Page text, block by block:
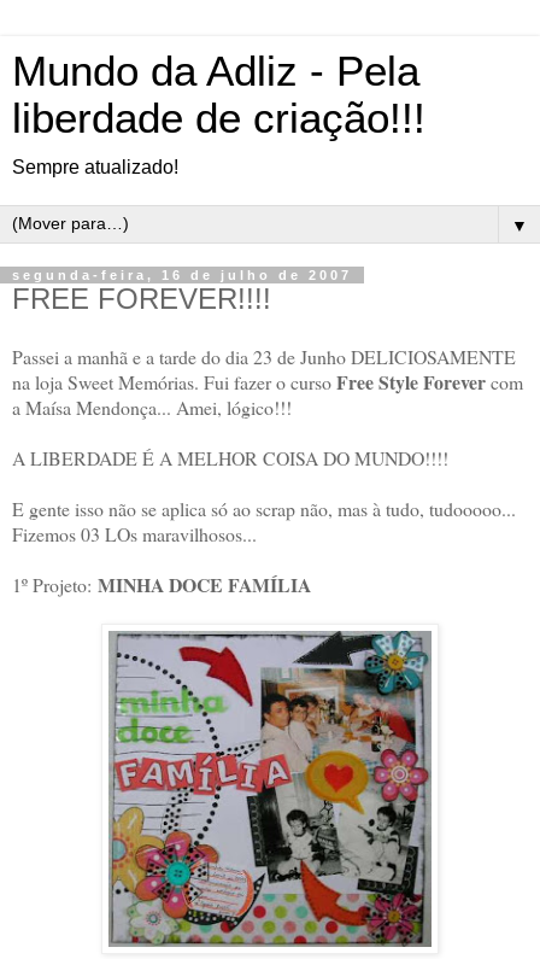
Mundo da Adliz - Pela
liberdade de criação!!!
Sempre atualizado!
▼
segunda-feira, 16 de julho de 2007
FREE FOREVER!!!!
Passei a manhã e a tarde do dia 23 de Junho DELICIOSAMENTE
na loja Sweet Memórias. Fui fazer o cursoFree Style Forevercom
a Maísa Mendonça... Amei, lógico!!!
A LIBERDADE É A MELHOR COISA DO MUNDO!!!!
E gente isso não se aplica só ao scrap não, mas à tudo, tudooooo...
Fizemos 03 LOs maravilhosos...
1º Projeto: MINHA DOCE FAMÍLIA